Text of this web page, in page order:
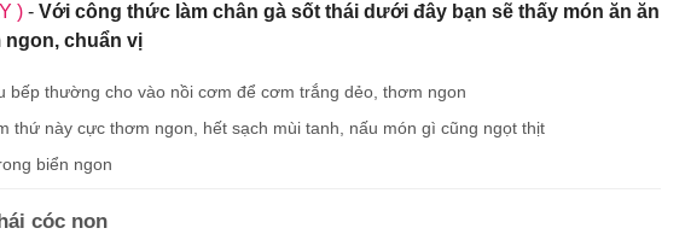
) - Với công thức làm chân gà sốt thái dưới đây bạn sẽ thấy món ăn ăn
ngon, chuẩn vị
bếp thường cho vào nồi cơm để cơm trắng dẻo, thơm ngon
thứ này cực thơm ngon, hết sạch mùi tanh, nấu món gì cũng ngọt thịt
biển ngon
cóc non